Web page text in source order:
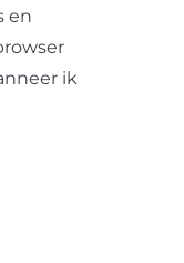
en
ik